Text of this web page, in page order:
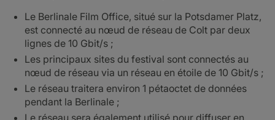
Le Berlinale Film Office, situé sur la Potsdamer Platz,
est connecté au nœud de réseau de Colt par deux
lignes de 10 Gbit/s ;
Les principaux sites du festival sont connectés au
nœud de réseau via un réseau en étoile de 10 Gbit/s ;
Le réseau traitera environ 1 pétaoctet de données
pendant la Berlinale ;
Le réseau sera également utilisé pour diffuser en